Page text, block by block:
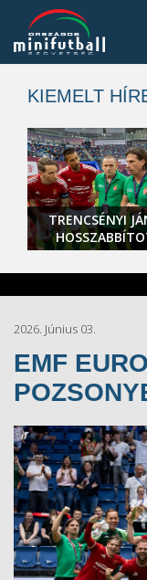
KIEMELT
TRENCSÉNYI
2026. Június 03.
EMF